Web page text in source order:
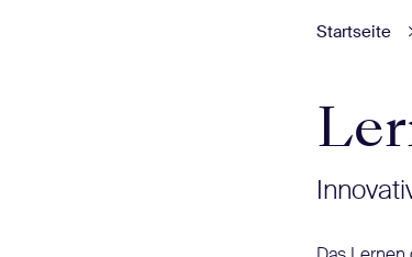
Startseite